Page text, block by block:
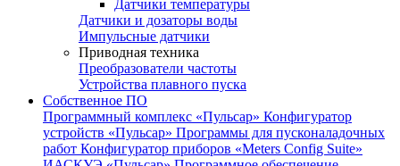
Датчики температуры
Датчики и дозаторы воды
Импульсные датчики
Приводная техника
Преобразователи частоты
Устройства плавного пуска
Собственное ПО
Программный комплекс «Пульсар» Конфигуратор
устройств «Пульсар» Программы для пусконаладочных
работ Конфигуратор приборов «Meters Config Suite»